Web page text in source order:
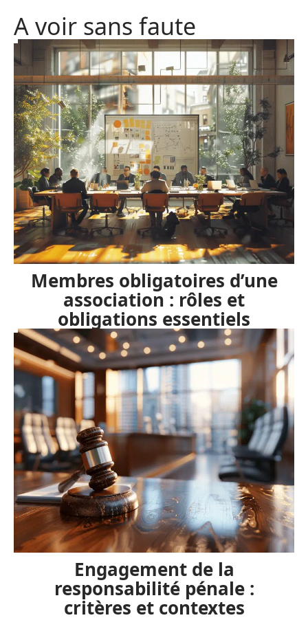
A voir sans faute
Membres obligatoires d’une
association : rôles et
obligations essentiels
Engagement de la
responsabilité pénale :
critères et contextes